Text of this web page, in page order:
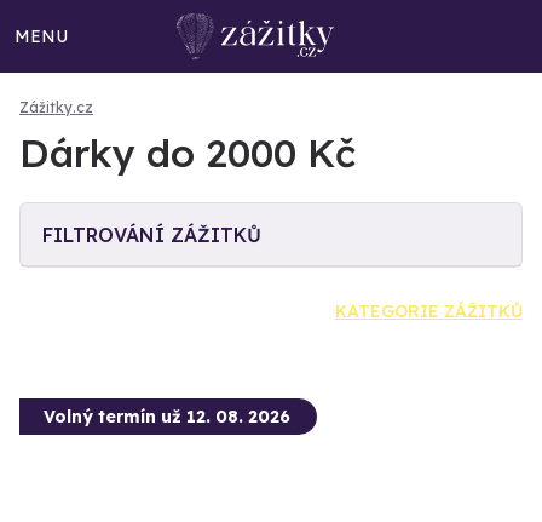
MENU
Zážitky.cz
Dárky do 2000 Kč
FILTROVÁNÍ ZÁŽITKŮ
KATEGORIE ZÁŽITKŮ
Volný termín už 12. 08. 2026